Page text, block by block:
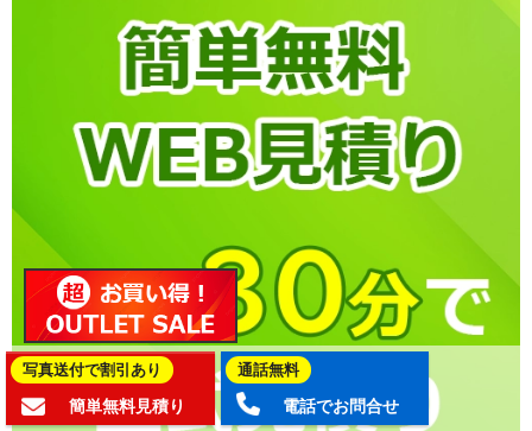
写真送付で割引あり
簡単無料見積り
通話無料
電話でお問合せ